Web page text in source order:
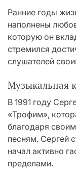
Ранние годы
наполнены
которую он
стремился
слушателей
Музыкальная
В 1991 году
«Трофим»,
благодаря
песням. Сергей
начал активно
пределами.